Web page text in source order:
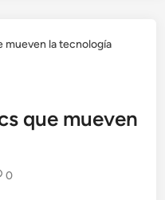
mueven la tecnología
que mueven
0